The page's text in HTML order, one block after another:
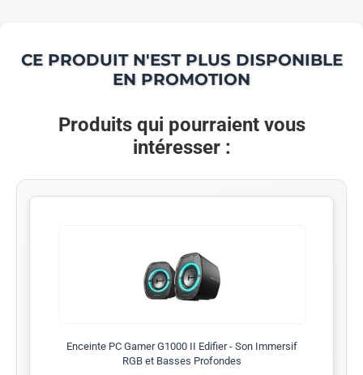
CE PRODUIT N'EST PLUS DISPONIBLE
EN PROMOTION
Produits qui pourraient vous
intéresser :
Enceinte PC Gamer G1000 II Edifier - Son Immersif
RGB et Basses Profondes